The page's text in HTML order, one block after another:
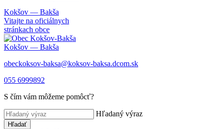
Kokšov — Bakša
Vitajte na oficiálnych
stránkach obce
Kokšov — Bakša
obeckoksov-baksa@koksov-baksa.dcom.sk
055 6999892
S čím vám môžeme pomôcť?
Hľadaný výraz
Hľadať